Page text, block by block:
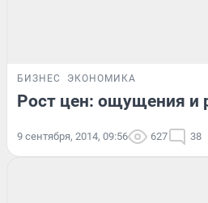
БИЗНЕС ЭКОНОМИКА
Рост цен: ощущения и
9 сентября, 2014, 09:56 627 38